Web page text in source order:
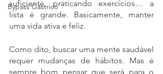
Bypass Gástrico
suficiente, praticando exercícios… a
lista é grande. Basicamente, manter
uma vida ativa e feliz.
Como dito, buscar uma mente saudável
requer mudanças de hábitos. Mas é
sempre bom pensar que será para o